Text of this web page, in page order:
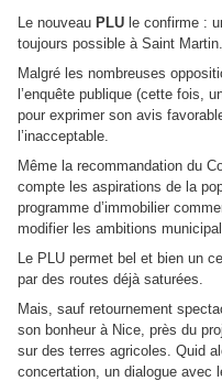
Le nouveau PLU le confirme :
toujours possible à Saint Martin.
Malgré les nombreuses
l’enquête publique (cette fois,
pour exprimer son avis
l’inacceptable.
Même la recommandation du
compte les aspirations de la
programme d’immobilier
modifier les ambitions
Le PLU permet bel et bien un
par des routes déjà saturées.
Mais, sauf retournement
son bonheur à Nice, près du
sur des terres agricoles. Quid
concertation, un dialogue avec